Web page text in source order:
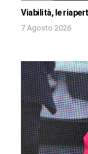
Viabilità, le
7 Agosto 2026